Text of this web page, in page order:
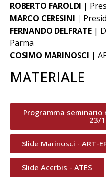
ROBERTO FAROLDI |
MARCO CERESINI |
FERNANDO DELFRATE |
Parma
COSIMO MARINOSCI |
MATERIALE
Programma seminario
23/
Slide Marinosci - ART-
Slide Acerbis - ATES